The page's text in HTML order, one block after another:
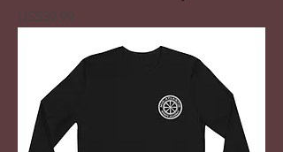
ราคา
US$39.99